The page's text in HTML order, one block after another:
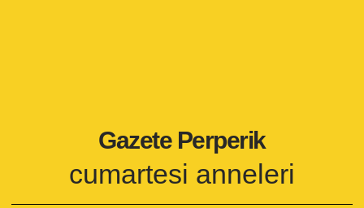
Gazete Perperik
cumartesi anneleri